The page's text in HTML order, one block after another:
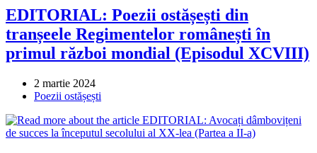
EDITORIAL: Poezii ostășești din
tranșeele Regimentelor românești în
primul război mondial (Episodul XCVIII)
Post
published:
2 martie 2024
Post
Poezii ostășești